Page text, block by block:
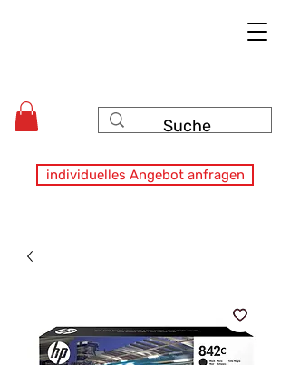
individuelles Angebot anfragen